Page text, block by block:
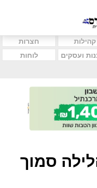
קהילות
חצרות
ועסקים
לוחות
סמוך